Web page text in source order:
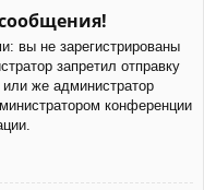
вы не зарегистрированы
запретил отправку
же администратор
конференции